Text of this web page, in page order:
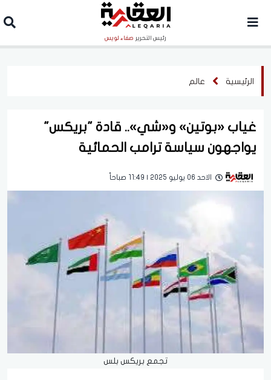
رئيس التحرير صفاء لويس
الرئيسية عالم
غياب «بوتين» و«شي».. قادة "بريكس"
يواجهون سياسة ترامب الحمائية
الاحد 06 يوليو 2025 | 11:49 صباحاً
تجمع بريكس بلس